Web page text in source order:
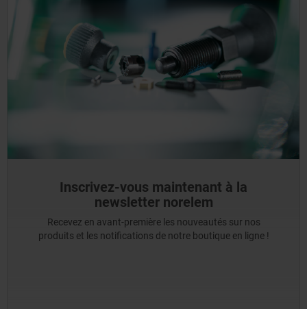
Inscrivez-vous maintenant à la
newsletter norelem
Recevez en avant-première les nouveautés sur nos
produits et les notifications de notre boutique en ligne !